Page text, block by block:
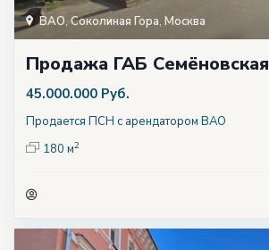
ВАО, Соколиная Гора, Москва
Продажа ГАБ Семёновская
45.000.000 Руб.
Продается ПСН с арендатором ВАО
180 м2